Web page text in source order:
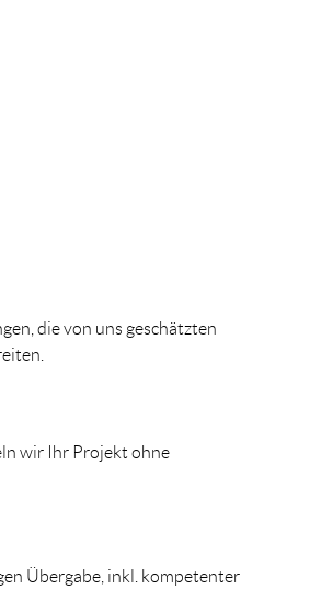
die von uns geschätzten
wir Ihr Projekt ohne
Übergabe, inkl. kompetenter